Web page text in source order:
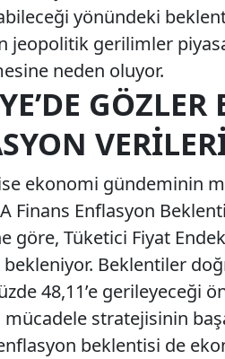
yönündeki
jeopolitik gerilimler
neden oluyor.
GÖZLER
ekonomi gündeminin
Finans Enflasyon
göre, Tüketici Fiyat
Beklentiler
48,11’e gerileyeceği
stratejisinin
beklentisi de